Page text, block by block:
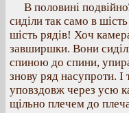
В половині
сиділи так само в
шість рядів! Хоч
завширшки. Вони
спиною до спини,
знову ряд насупроти. І
уповздовж через усю
щільно плечем до